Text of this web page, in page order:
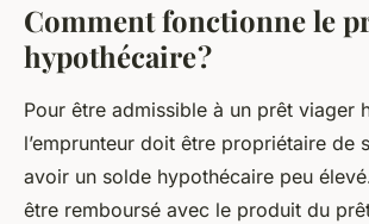
Comment fonctionne le
hypothécaire ?
Pour être admissible à un prêt viager
l’emprunteur doit être propriétaire de
avoir un solde hypothécaire peu
être remboursé avec le produit du